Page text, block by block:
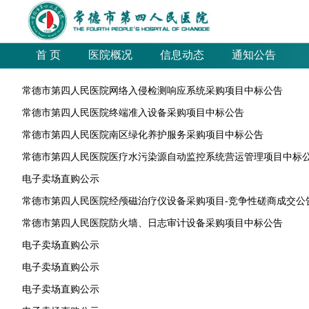
首 页 医院概况 信息动态 通知公告
常德市第四人民医院网络入侵检测响应系统采购项目中标公告
常德市第四人民医院终端准入设备采购项目中标公告
常德市第四人民医院南区绿化养护服务采购项目中标公告
常德市第四人民医院医疗水污染源自动监控系统营运管理项目中标
电子卖场直购公示
常德市第四人民医院经颅磁治疗仪设备采购项目-竞争性磋商成交公
常德市第四人民医院防火墙、日志审计设备采购项目中标公告
电子卖场直购公示
电子卖场直购公示
电子卖场直购公示